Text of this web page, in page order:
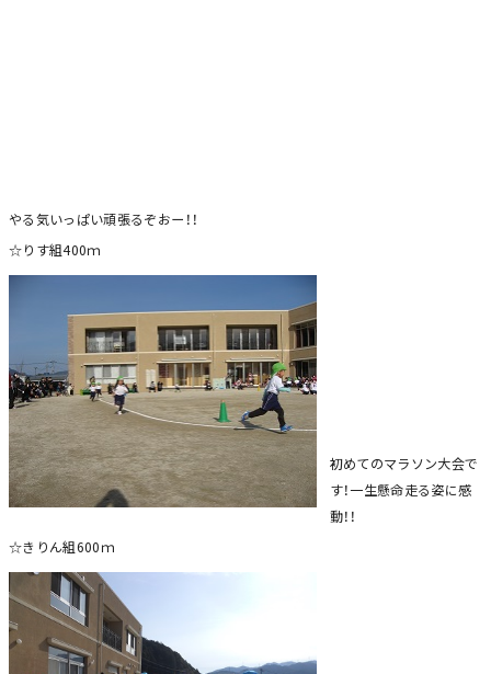
やる気いっぱい頑張るぞおー！！
☆りす組400ｍ
初めてのマラソン大会で
す！一生懸命走る姿に感
動！！
☆きりん組600ｍ